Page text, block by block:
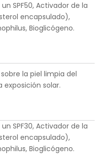
SPF50, Activador de la
encapsulado),
Bioglicógeno.
la piel limpia del
solar.
SPF30, Activador de la
encapsulado),
Bioglicógeno.